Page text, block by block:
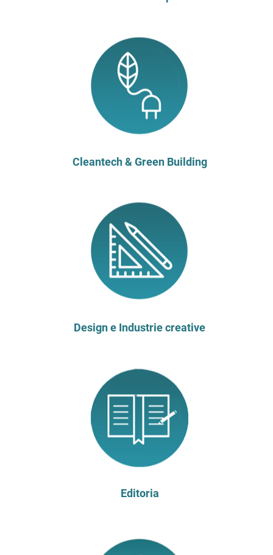
Cleantech & Green Building
Design e Industrie creative
Editoria